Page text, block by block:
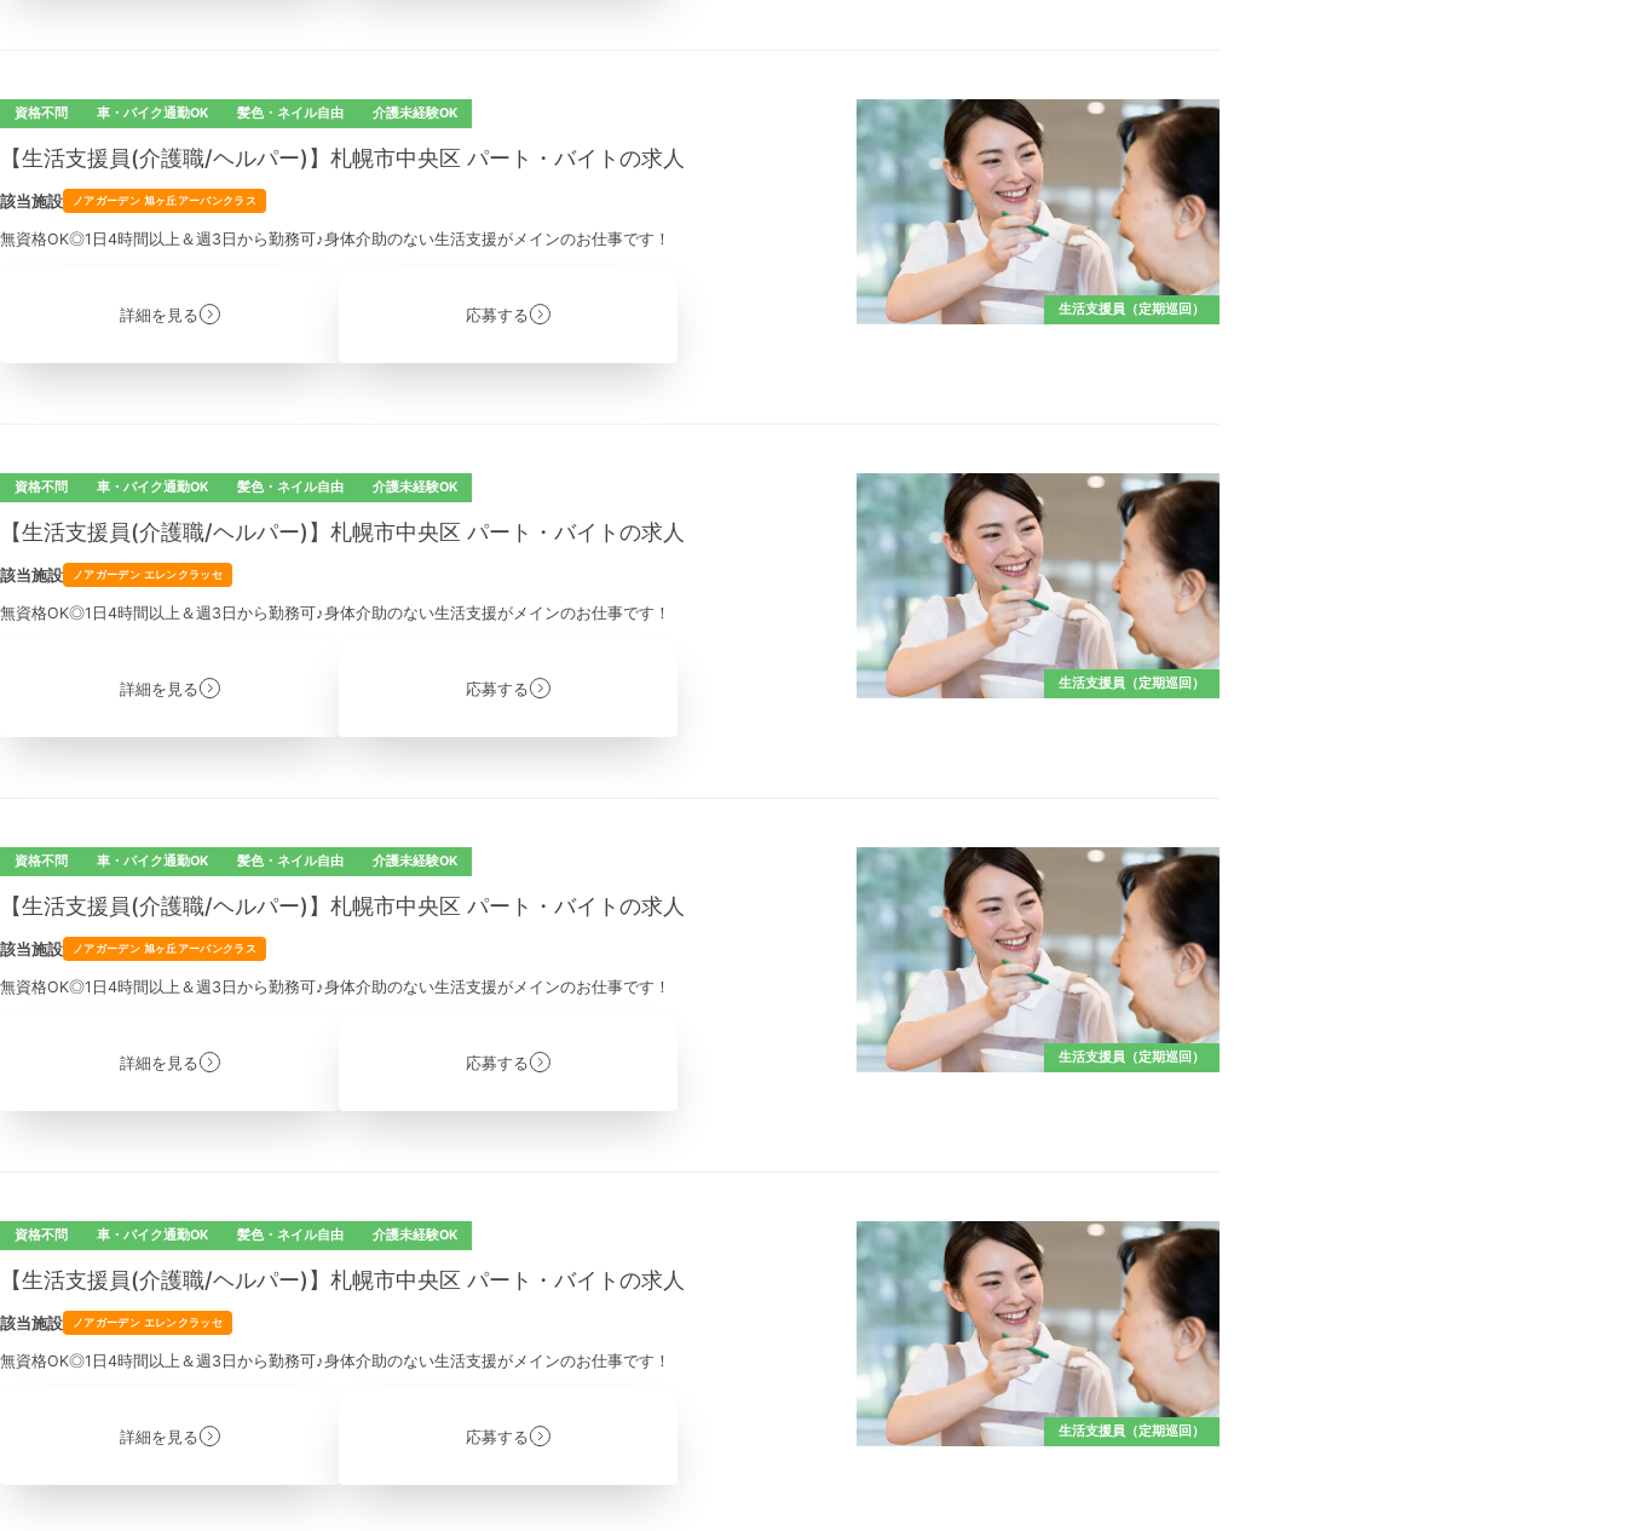
資格不問 車・バイク通勤OK 髪色・ネイル自由 介護未経験OK
【生活支援員(介護職/ヘルパー)】札幌市中央区 パート・バイトの求人
該当施設 ノアガーデン 旭ヶ丘アーバンクラス
無資格OK◎1日4時間以上＆週3日から勤務可♪身体介助のない生活支援がメインのお仕事です！
詳細を見る 応募する 生活支援員（定期巡回）
資格不問 車・バイク通勤OK 髪色・ネイル自由 介護未経験OK
【生活支援員(介護職/ヘルパー)】札幌市中央区 パート・バイトの求人
該当施設 ノアガーデン エレンクラッセ
無資格OK◎1日4時間以上＆週3日から勤務可♪身体介助のない生活支援がメインのお仕事です！
詳細を見る 応募する 生活支援員（定期巡回）
資格不問 車・バイク通勤OK 髪色・ネイル自由 介護未経験OK
【生活支援員(介護職/ヘルパー)】札幌市中央区 パート・バイトの求人
該当施設 ノアガーデン 旭ヶ丘アーバンクラス
無資格OK◎1日4時間以上＆週3日から勤務可♪身体介助のない生活支援がメインのお仕事です！
詳細を見る 応募する 生活支援員（定期巡回）
資格不問 車・バイク通勤OK 髪色・ネイル自由 介護未経験OK
【生活支援員(介護職/ヘルパー)】札幌市中央区 パート・バイトの求人
該当施設 ノアガーデン エレンクラッセ
無資格OK◎1日4時間以上＆週3日から勤務可♪身体介助のない生活支援がメインのお仕事です！
詳細を見る 応募する 生活支援員（定期巡回）